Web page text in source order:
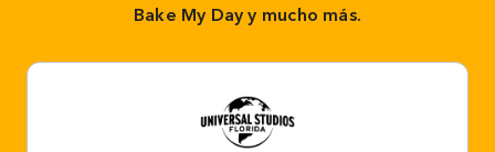
Bake My Day y mucho más.